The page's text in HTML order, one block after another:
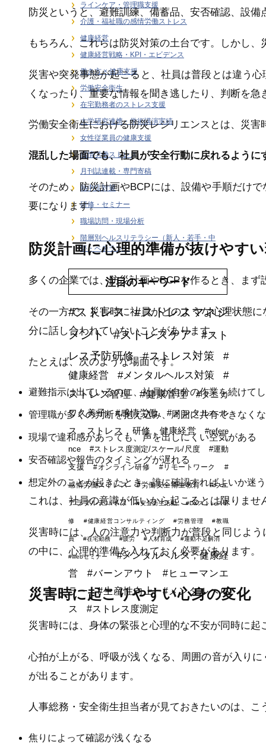
防災というと、避難訓練、備蓄品、安否確認、設
もちろん、これらは防災対策の土台です。しかし
災害や突発事態が起こると、社員は普段とは違う
くなったり、重要な情報を聞き逃したり、判断を
労働安全衛生における防災レジリエンスとは、災
混乱した場面でも、社員が安全行動に戻れるように
そのため、防災計画やBCPには、設備や手順だけ
要になります。
防災計画に心理的準備が抜けやす
多くの企業では、防災計画やBCPを作るとき、ま
その一方で、災害時に社員がどのような心理状態
分に話し合われていないことがあります。
たとえば、次のような場面です。
避難指示は出ているのに、社員が自分の作業を続けて
管理職が多くの判断を抱え込み、周囲に共有できなく
現場で違和感があっても、声を出しにくい空気がある
安否確認や報告のタイミングが遅れる
想定外のことが起きたとき、誰に確認すればよいか迷う
これは、社員の意識が低いから起こるとは限りませ
災害時には、人の注意力や判断力が普段と同じよ
の中に、心理的準備を入れておく必要があります。
災害時に起こりやすい心身の変化
災害時には、身体の緊張と心理的な不安が同時に起
心拍が上がる、呼吸が浅くなる、周囲の音が入り
が出ることがあります。
人事総務・安全衛生担当者が見ておきたいのは、
焦りによって確認が浅くなる
ラインケア・管理職支援
介護・福祉職の感情労働ストレス
健康経営
健康経営戦略・KPI・エビデンス
働き方 × 健康支援
労働安全衛生
在宅勤務者のストレス支援
大学研究連携・学術講演実績
女性従業員の健康支援
感情労働ストレス
月刊誌連載・専門寄稿
熱中症対策
研修・セミナー
職場訪問・現場分析
階層別ヘルスリテラシー（新人・若手・中
堅・ベテラン）
注目のキーワード
#ストレス
#ストレスマネジ
メント
#ストレスケア
#スト
レス予防研修
#ストレス対策
#
健康経営
#メンタルヘルス対策
#
ストレス管理
#健康管理
#タニカ
ワ久美子
#感情労働
#メンタルヘル
ス，ストレス，研修，健康経営
#refere
nce
#ストレス度測定/スケール/尺度
#運動
支援
#オンライン研修 #リモートワーク #
感情労働ストレス #労働安全衛生教育 #ウエ
アラブルデバイス #安全衛生活動 #DXストレス研
修 #健康経営コンサルティング #労務管理 #教職
員 #在宅勤務 #疲労 #人材育成 #運動不足解消
#webセミナー
#メンタルヘルス，健康経
営
#バーンアウト
#ヒューマンエ
ラー
#生産性向上
#メンタルヘル
ス
#ストレス度測定